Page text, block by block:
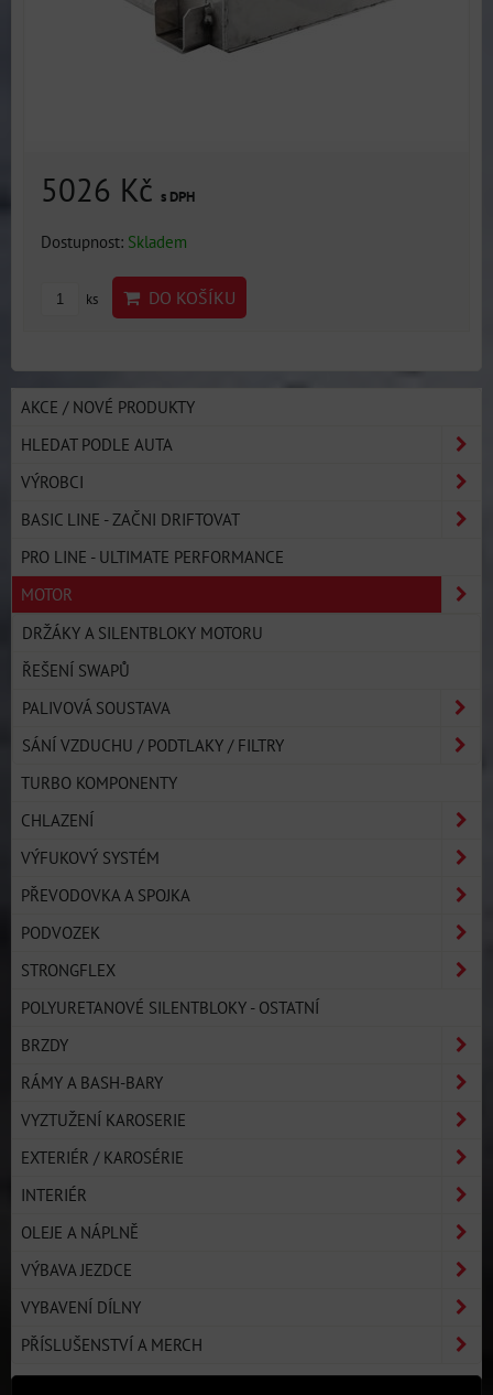
5026 Kč s DPH
Dostupnost: Skladem
ks DO KOŠÍKU
AKCE / NOVÉ PRODUKTY
HLEDAT PODLE AUTA
VÝROBCI
BASIC LINE - ZAČNI DRIFTOVAT
PRO LINE - ULTIMATE PERFORMANCE
MOTOR
DRŽÁKY A SILENTBLOKY MOTORU
ŘEŠENÍ SWAPŮ
PALIVOVÁ SOUSTAVA
SÁNÍ VZDUCHU / PODTLAKY / FILTRY
TURBO KOMPONENTY
CHLAZENÍ
VÝFUKOVÝ SYSTÉM
PŘEVODOVKA A SPOJKA
PODVOZEK
STRONGFLEX
POLYURETANOVÉ SILENTBLOKY - OSTATNÍ
BRZDY
RÁMY A BASH-BARY
VYZTUŽENÍ KAROSERIE
EXTERIÉR / KAROSÉRIE
INTERIÉR
OLEJE A NÁPLNĚ
VÝBAVA JEZDCE
VYBAVENÍ DÍLNY
PŘÍSLUŠENSTVÍ A MERCH